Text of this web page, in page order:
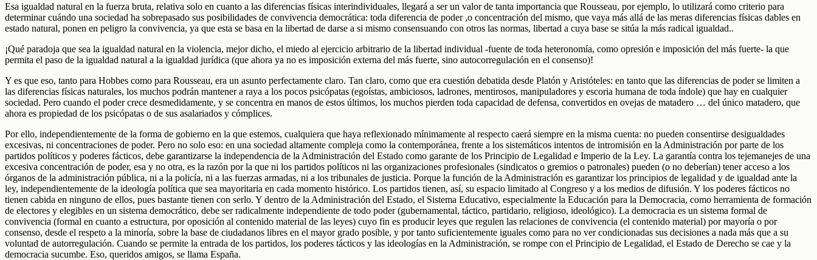
Esa igualdad natural en la fuerza bruta, relativa solo en cuanto a las diferencias físicas interindividuales, llegará a ser un valor de tanta importancia que Rousseau, por ejemplo, lo utilizará como criterio para
determinar cuándo una sociedad ha sobrepasado sus posibilidades de convivencia democrática: toda diferencia de poder ,o concentración del mismo, que vaya más allá de las meras diferencias físicas dables en
estado natural, ponen en peligro la convivencia, ya que esta se basa en la libertad de darse a si mismo consensuando con otros las normas, libertad a cuya base se sitúa la más radical igualdad..
¡Qué paradoja que sea la igualdad natural en la violencia, mejor dicho, el miedo al ejercicio arbitrario de la libertad individual -fuente de toda heteronomía, como opresión e imposición del más fuerte- la que
permita el paso de la igualdad natural a la igualdad jurídica (que ahora ya no es imposición externa del más fuerte, sino autocorregulación en el consenso)!
Y es que eso, tanto para Hobbes como para Rousseau, era un asunto perfectamente claro. Tan claro, como que era cuestión debatida desde Platón y Aristóteles: en tanto que las diferencias de poder se limiten a
las diferencias físicas naturales, los muchos podrán mantener a raya a los pocos psicópatas (egoístas, ambiciosos, ladrones, mentirosos, manipuladores y escoria humana de toda índole) que hay en cualquier
sociedad. Pero cuando el poder crece desmedidamente, y se concentra en manos de estos últimos, los muchos pierden toda capacidad de defensa, convertidos en ovejas de matadero … del único matadero, que
ahora es propiedad de los psicópatas o de sus asalariados y cómplices.
Por ello, independientemente de la forma de gobierno en la que estemos, cualquiera que haya reflexionado mínimamente al respecto caerá siempre en la misma cuenta: no pueden consentirse desigualdades
excesivas, ni concentraciones de poder. Pero no solo eso: en una sociedad altamente compleja como la contemporánea, frente a los sistemáticos intentos de intromisión en la Administración por parte de los
partidos políticos y poderes fácticos, debe garantizarse la independencia de la Administración del Estado como garante de los Principio de Legalidad e Imperio de la Ley. La garantía contra los tejemanejes de una
excesiva concentración de poder, esa y no otra, es la razón por la que ni los partidos políticos ni las organizaciones profesionales (sindicatos o gremios o patronales) pueden (o no deberían) tener acceso a los
órganos de la administración pública, ni a la policía, ni a las fuerzas armadas, ni a los tribunales de justicia. Porque la función de la Administración es garantizar los principios de legalidad y de igualdad ante la
ley, independientemente de la ideología política que sea mayoritaria en cada momento histórico. Los partidos tienen, así, su espacio limitado al Congreso y a los medios de difusión. Y los poderes fácticos no
tienen cabida en ninguno de ellos, pues bastante tienen con serlo. Y dentro de la Administración del Estado, el Sistema Educativo, especialmente la Educación para la Democracia, como herramienta de formación
de electores y elegibles en un sistema democrático, debe ser radicalmente independiente de todo poder (gubernamental, táctico, partidario, religioso, ideológico). La democracia es un sistema formal de
convivencia (formal en cuanto a estructura, por oposición al contenido material de las leyes) cuyo fin es producir leyes que regulen las relaciones de convivencia (el contenido material) por mayoría o por
consenso, desde el respeto a la minoría, sobre la base de ciudadanos libres en el mayor grado posible, y por tanto suficientemente iguales como para no ver condicionadas sus decisiones a nada más que a su
voluntad de autorregulación. Cuando se permite la entrada de los partidos, los poderes tácticos y las ideologías en la Administración, se rompe con el Principio de Legalidad, el Estado de Derecho se cae y la
democracia sucumbe. Eso, queridos amigos, se llama España.